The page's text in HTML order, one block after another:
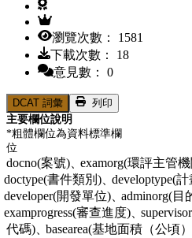
瀏覽次數： 1581
下載次數： 18
意見數： 0
DCAT 詞彙
列印
主要欄位說明
*粗體欄位為資料標準欄
位
docno(案號)、examorg(環評主管
doctype(書件類別)、developtype(
developer(開發單位)、adminorg(目
examprogress(審查進度)、
代碼)、basearea(基地面積（公頃